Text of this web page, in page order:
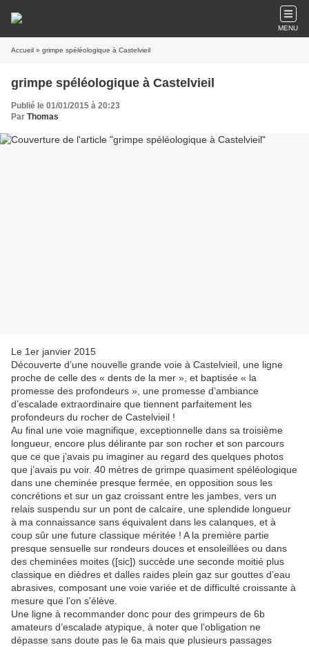
MENU
Accueil » grimpe spéléologique à Castelvieil
grimpe spéléologique à Castelvieil
Publié le 01/01/2015 à 20:23
Par Thomas
Le 1er janvier 2015
Découverte d’une nouvelle grande voie à Castelvieil, une ligne
proche de celle des « dents de la mer », et baptisée « la
promesse des profondeurs », une promesse d’ambiance
d’escalade extraordinaire que tiennent parfaitement les
profondeurs du rocher de Castelvieil !
Au final une voie magnifique, exceptionnelle dans sa troisième
longueur, encore plus délirante par son rocher et son parcours
que ce que j’avais pu imaginer au regard des quelques photos
que j’avais pu voir. 40 mètres de grimpe quasiment spéléologique
dans une cheminée presque fermée, en opposition sous les
concrétions et sur un gaz croissant entre les jambes, vers un
relais suspendu sur un pont de calcaire, une splendide longueur
à ma connaissance sans équivalent dans les calanques, et à
coup sûr une future classique méritée ! A la première partie
presque sensuelle sur rondeurs douces et ensoleillées ou dans
des cheminées moites ([sic]) succède une seconde moitié plus
classique en dièdres et dalles raides plein gaz sur gouttes d’eau
abrasives, composant une voie variée et de difficulté croissante à
mesure que l’on s’élève.
Une ligne à recommander donc pour des grimpeurs de 6b
amateurs d’escalade atypique, à noter que l’obligation ne
dépasse sans doute pas le 6a mais que plusieurs passages